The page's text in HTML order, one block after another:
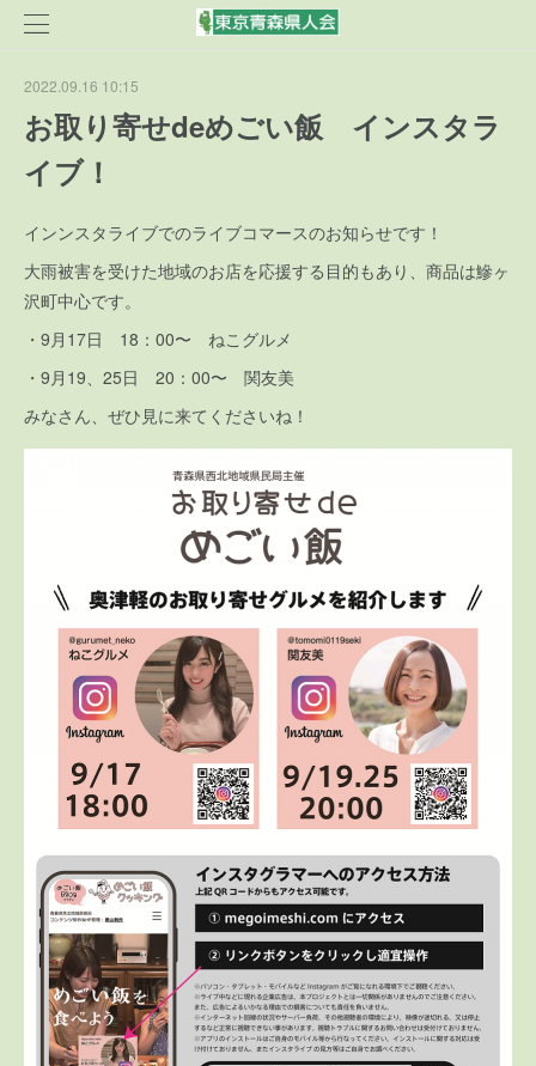
2022.09.16 10:15
お取り寄せdeめごい飯 インスタラ
イブ！
インンスタライブでのライブコマースのお知らせです！
大雨被害を受けた地域のお店を応援する目的もあり、商品は鰺ヶ
沢町中心です。
・9月17日 18：00〜 ねこグルメ
・9月19、25日 20：00〜 関友美
みなさん、ぜひ見に来てくださいね！